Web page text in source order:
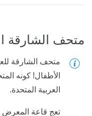
متحف الشارقة
متحف الشارقة
الأطفال! كونه
العربية المتحدة.
تعج قاعة المعرض